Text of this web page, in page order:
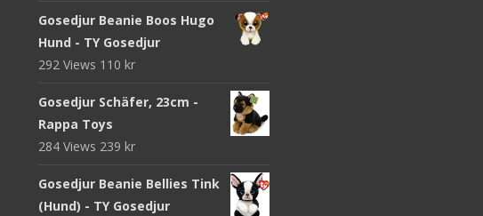
Gosedjur Beanie Boos Hugo
Hund - TY Gosedjur
292 Views 110 kr
Gosedjur Schäfer, 23cm -
Rappa Toys
284 Views 239 kr
Gosedjur Beanie Bellies Tink
(Hund) - TY Gosedjur